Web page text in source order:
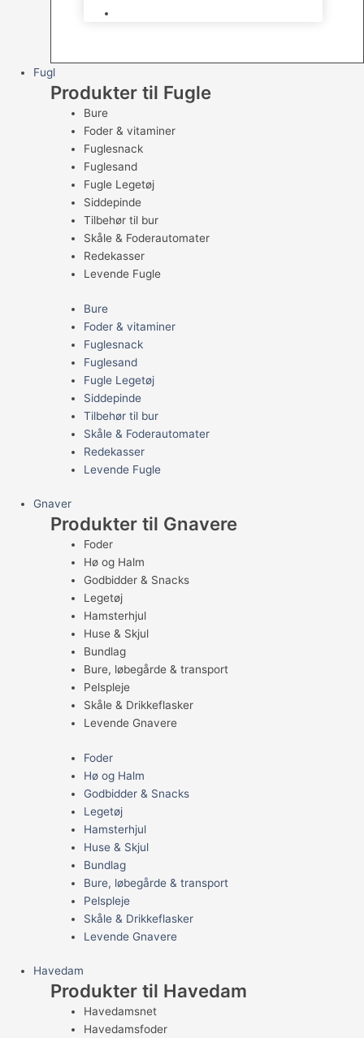
Fugl
Produkter til Fugle
Bure
Foder & vitaminer
Fuglesnack
Fuglesand
Fugle Legetøj
Siddepinde
Tilbehør til bur
Skåle & Foderautomater
Redekasser
Levende Fugle
Bure
Foder & vitaminer
Fuglesnack
Fuglesand
Fugle Legetøj
Siddepinde
Tilbehør til bur
Skåle & Foderautomater
Redekasser
Levende Fugle
Gnaver
Produkter til Gnavere
Foder
Hø og Halm
Godbidder & Snacks
Legetøj
Hamsterhjul
Huse & Skjul
Bundlag
Bure, løbegårde & transport
Pelspleje
Skåle & Drikkeflasker
Levende Gnavere
Foder
Hø og Halm
Godbidder & Snacks
Legetøj
Hamsterhjul
Huse & Skjul
Bundlag
Bure, løbegårde & transport
Pelspleje
Skåle & Drikkeflasker
Levende Gnavere
Havedam
Produkter til Havedam
Havedamsnet
Havedamsfoder